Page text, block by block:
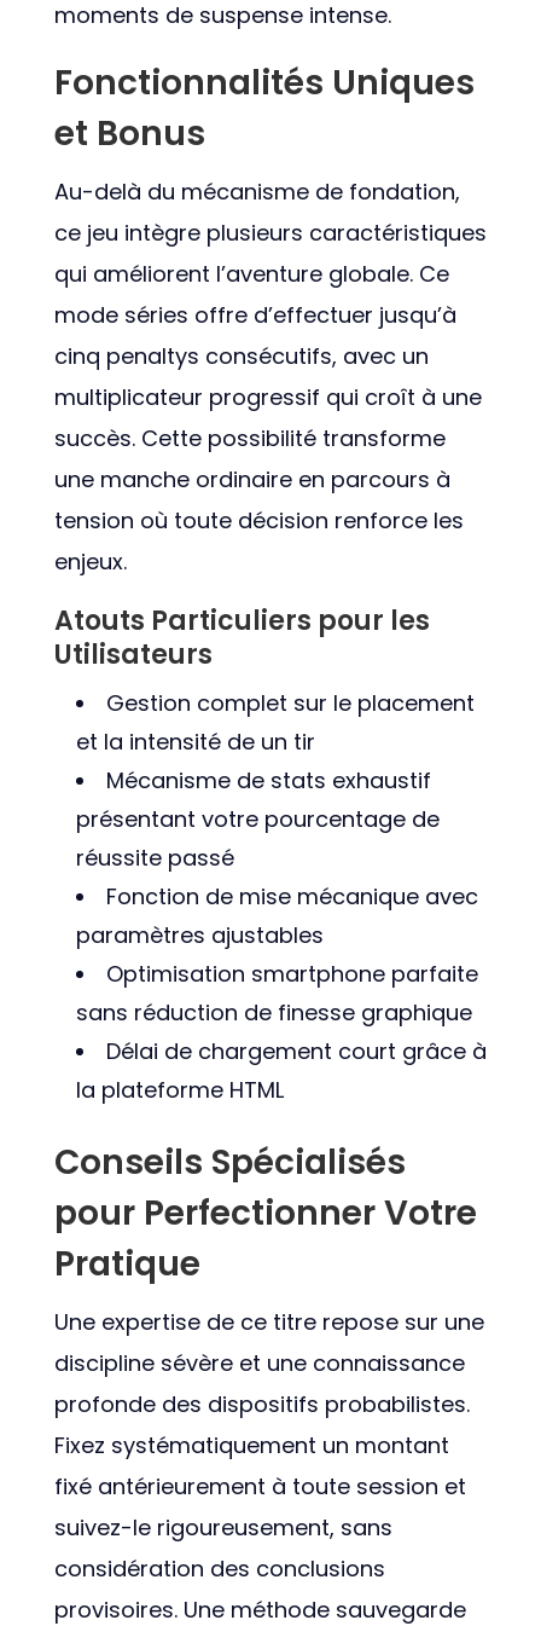
moments de suspense intense.
Fonctionnalités Uniques
et Bonus
Au-delà du mécanisme de fondation,
ce jeu intègre plusieurs caractéristiques
qui améliorent l’aventure globale. Ce
mode séries offre d’effectuer jusqu’à
cinq penaltys consécutifs, avec un
multiplicateur progressif qui croît à une
succès. Cette possibilité transforme
une manche ordinaire en parcours à
tension où toute décision renforce les
enjeux.
Atouts Particuliers pour les
Utilisateurs
Gestion complet sur le placement
et la intensité de un tir
Mécanisme de stats exhaustif
présentant votre pourcentage de
réussite passé
Fonction de mise mécanique avec
paramètres ajustables
Optimisation smartphone parfaite
sans réduction de finesse graphique
Délai de chargement court grâce à
la plateforme HTML
Conseils Spécialisés
pour Perfectionner Votre
Pratique
Une expertise de ce titre repose sur une
discipline sévère et une connaissance
profonde des dispositifs probabilistes.
Fixez systématiquement un montant
fixé antérieurement à toute session et
suivez-le rigoureusement, sans
considération des conclusions
provisoires. Une méthode sauvegarde